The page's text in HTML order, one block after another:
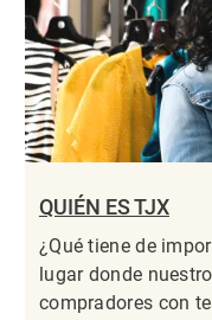
QUIÉN ES TJX
¿Qué tiene de
lugar donde
compradores con